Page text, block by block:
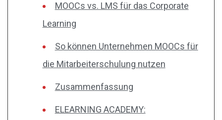
MOOCs vs. LMS für das Corporate
Learning
So können Unternehmen MOOCs für
die Mitarbeiterschulung nutzen
Zusammenfassung
ELEARNING ACADEMY: